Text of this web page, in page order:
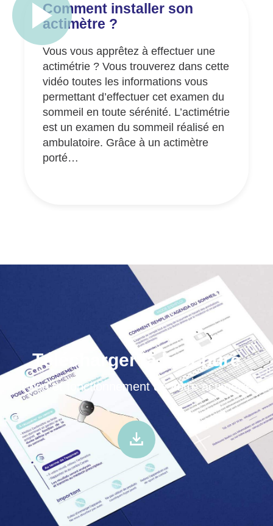
Comment installer son
actimètre ?
Vous vous apprêtez à effectuer une
actimétrie ? Vous trouverez dans cette
vidéo toutes les informations vous
permettant d’effectuer cet examen du
sommeil en toute sérénité. L’actimétrie
est un examen du sommeil réalisé en
ambulatoire. Grâce à un actimètre
porté…
Télécharger la brochure
Pose et fonctionnement de votre actimètre